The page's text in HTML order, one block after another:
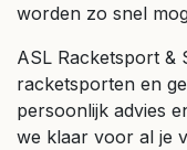
worden zo snel
ASL Racketsport &
racketsporten en
persoonlijk advies
we klaar voor al je